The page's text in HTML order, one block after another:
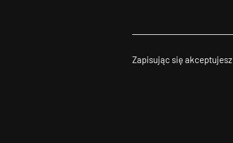
Zapisując się akceptujesz